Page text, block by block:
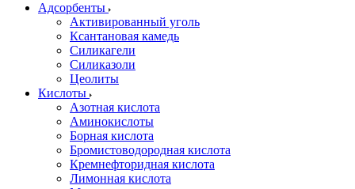
Адсорбенты
Активированный уголь
Ксантановая камедь
Силикагели
Силиказоли
Цеолиты
Кислоты
Азотная кислота
Аминокислоты
Борная кислота
Бромистоводородная кислота
Кремнефторидная кислота
Лимонная кислота